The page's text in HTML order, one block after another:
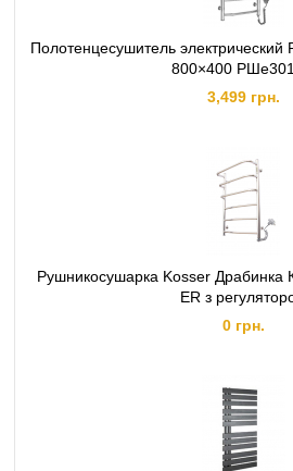
Полотенцесушитель электрический
800×400
3,499 грн.
Рушникосушарка Kosser Драбинка
ER з
0 грн.